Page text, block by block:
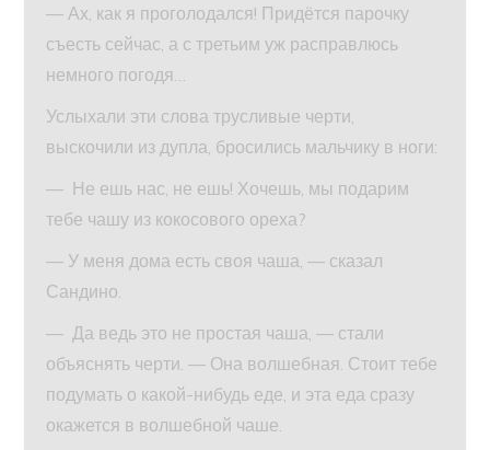
— Ах, как я проголодался! Придётся парочку
съесть сейчас, а с третьим уж расправлюсь
немного погодя…
Услыхали эти слова трусливые черти,
выскочили из дупла, бросились мальчику в ноги:
— Не ешь нас, не ешь! Хочешь, мы подарим
тебе чашу из кокосового ореха?
— У меня дома есть своя чаша, — сказал
Сандино.
— Да ведь это не простая чаша, — стали
объяснять черти. — Она волшебная. Стоит тебе
подумать о какой-нибудь еде, и эта еда сразу
окажется в волшебной чаше.